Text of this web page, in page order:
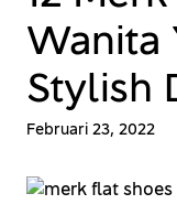
Wanita
Stylish
Februari 23, 2022